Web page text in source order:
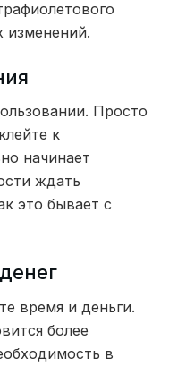
изменений.
Просто
к
начинает
ждать
это бывает с
время и деньги.
более
в